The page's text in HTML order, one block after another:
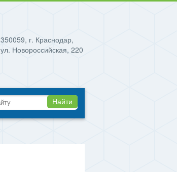
350059, г. Краснодар,
ул. Новороссийская, 220
Найти